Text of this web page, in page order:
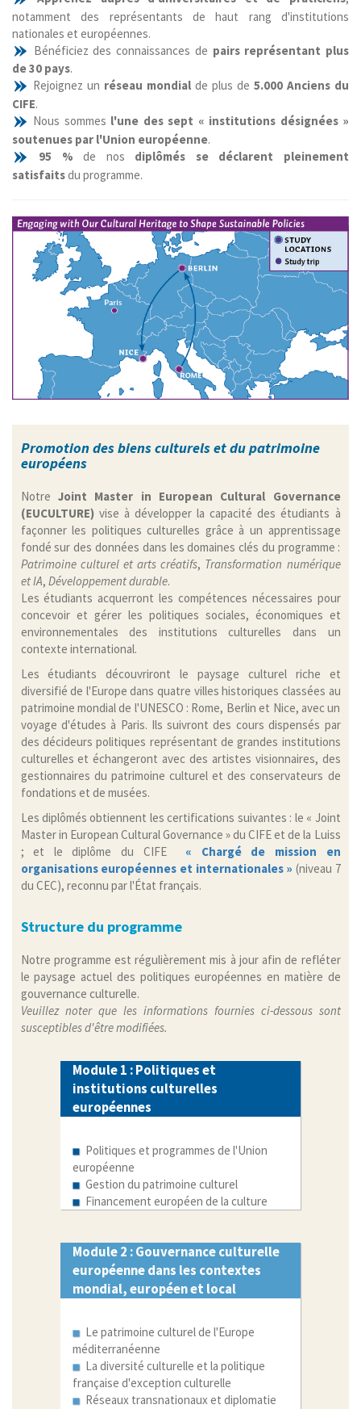
notamment des représentants de haut rang d'institutions
nationales et européennes.
Bénéficiez des connaissances de pairs représentant plus
de 30 pays.
Rejoignez un réseau mondialde plus de 5.000 Anciens du
CIFE.
Nous sommes l'une des sept « institutions désignées »
soutenues par l'Union européenne.
95 %de nos diplômés se déclarent pleinement
satisfaitsdu programme.
Promotion des biens culturels et du patrimoine
européens
Notre Joint Master in European Cultural Governance
(EUCULTURE)vise à développer la capacité des étudiants à
façonner les politiques culturelles grâce à un apprentissage
fondé sur des données dans les domaines clés du programme :
Patrimoine culturel et arts créatifs, Transformation numérique
et IA, Développement durable.
Les étudiants acquerront les compétences nécessaires pour
concevoir et gérer les politiques sociales, économiques et
environnementales des institutions culturelles dans un
contexte international.
Les étudiants découvriront le paysage culturel riche et
diversifié de l'Europe dans quatre villes historiques classées au
patrimoine mondial de l'UNESCO : Rome, Berlin et Nice, avec un
voyage d'études à Paris. Ils suivront des cours dispensés par
des décideurs politiques représentant de grandes institutions
culturelles et échangeront avec des artistes visionnaires, des
gestionnaires du patrimoine culturel et des conservateurs de
fondations et de musées.
Les diplômés obtiennent les certifications suivantes : le « Joint
Master in European Cultural Governance » du CIFE et de la Luiss
; et le diplôme du CIFE « Chargé de mission en
organisations européennes et internationales » (niveau 7
du CEC), reconnu par l'État français.
Structure du programme
Notre programme est régulièrement mis à jour afin de refléter
le paysage actuel des politiques européennes en matière de
gouvernance culturelle.
Veuillez noter que les informations fournies ci-dessous sont
susceptibles d'être modifiées.
Module 1 : Politiques et
institutions culturelles
européennes
Politiques et programmes de l'Union
européenne
Gestion du patrimoine culturel
Financement européen de la culture
Module 2 : Gouvernance culturelle
européenne dans les contextes
mondial, européen et local
Le patrimoine culturel de l'Europe
méditerranéenne
La diversité culturelle et la politique
française d'exception culturelle
Réseaux transnationaux et diplomatie